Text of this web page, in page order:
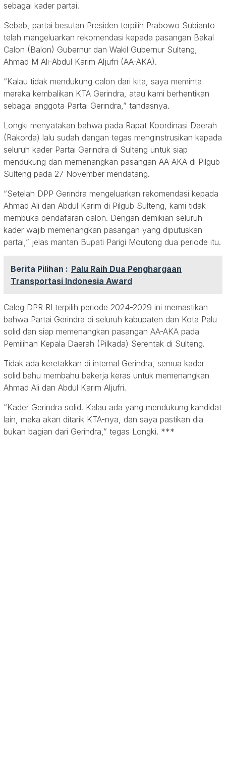
sebagai kader partai.
Sebab, partai besutan Presiden terpilih Prabowo Subianto
telah mengeluarkan rekomendasi kepada pasangan Bakal
Calon (Balon) Gubernur dan Wakil Gubernur Sulteng,
Ahmad M Ali-Abdul Karim Aljufri (AA-AKA).
“Kalau tidak mendukung calon dari kita, saya meminta
mereka kembalikan KTA Gerindra, atau kami berhentikan
sebagai anggota Partai Gerindra,” tandasnya.
Longki menyatakan bahwa pada Rapat Koordinasi Daerah
(Rakorda) lalu sudah dengan tegas menginstrusikan kepada
seluruh kader Partai Gerindra di Sulteng untuk siap
mendukung dan memenangkan pasangan AA-AKA di Pilgub
Sulteng pada 27 November mendatang.
“Setelah DPP Gerindra mengeluarkan rekomendasi kepada
Ahmad Ali dan Abdul Karim di Pilgub Sulteng, kami tidak
membuka pendafaran calon. Dengan demikian seluruh
kader wajib memenangkan pasangan yang diputuskan
partai,” jelas mantan Bupati Parigi Moutong dua periode itu.
Berita Pilihan : Palu Raih Dua Penghargaan
Transportasi Indonesia Award
Caleg DPR RI terpilih periode 2024-2029 ini memastikan
bahwa Partai Gerindra di seluruh kabupaten dan Kota Palu
solid dan siap memenangkan pasangan AA-AKA pada
Pemilihan Kepala Daerah (Pilkada) Serentak di Sulteng.
Tidak ada keretakkan di internal Gerindra, semua kader
solid bahu membahu bekerja keras untuk memenangkan
Ahmad Ali dan Abdul Karim Aljufri.
“Kader Gerindra solid. Kalau ada yang mendukung kandidat
lain, maka akan ditarik KTA-nya, dan saya pastikan dia
bukan bagian dari Gerindra,” tegas Longki. ***